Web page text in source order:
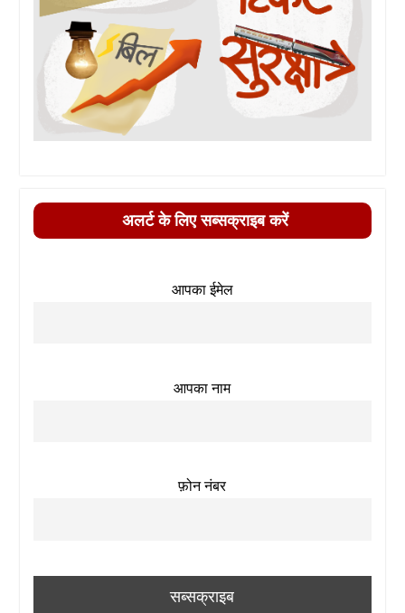
अलर्ट के लिए सब्सक्राइब करें
आपका ईमेल
आपका नाम
फ़ोन नंबर